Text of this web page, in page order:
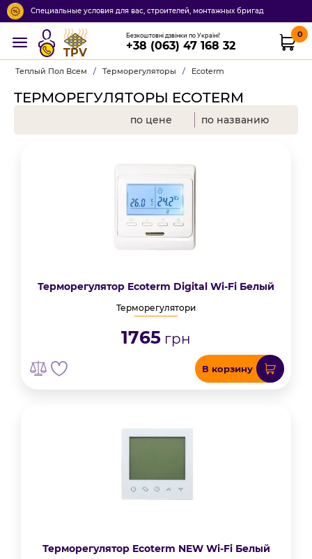
Специальные условия для вас, строителей, монтажных бригад
TPV
Безкоштовні дзвінки по Україні!
+38 (063) 47 168 32
0
Теплый Пол Всем / Терморегуляторы / Ecoterm
ТЕРМОРЕГУЛЯТОРЫ ECOTERM
по цене по названию
Терморегулятор Ecoterm Digital Wi-Fi Белый
Терморегулятори
1765 грн
В корзину
Терморегулятор Ecoterm NEW Wi-Fi Белый